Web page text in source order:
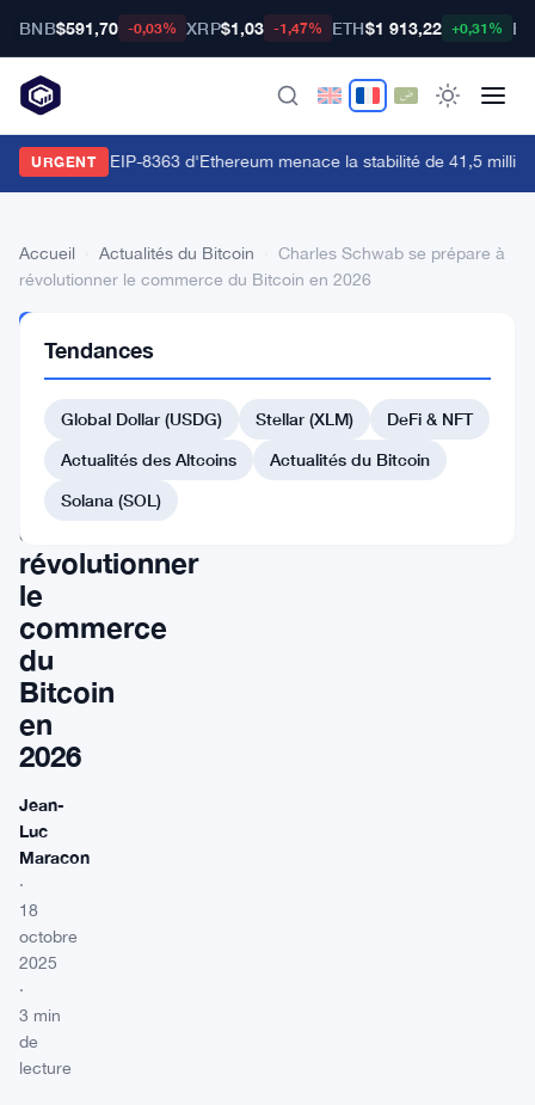
BNB$591,70 -0,03% XRP$1,03 -1,47% ETH$1 913,22 +0,31%
URGENT
proposition EIP-8363 d'Ethereum menace la stabilité de 41,5
Accueil Actualités du Bitcoin
Charles Schwab se prépare à
révolutionner le commerce du Bitcoin en 2026
DU BITCOIN
Schwab
prépare
à
révolutionner
le
commerce
du
Bitcoin
en
2026
Jean-
Luc
Maracon
·
18
octobre
2025
·
3 min
de
lecture
Tendances
Global Dollar (USDG) Stellar (XLM)
DeFi & NFT
Actualités des Altcoins
Actualités du Bitcoin
Solana (SOL)